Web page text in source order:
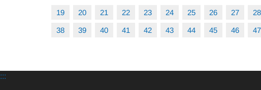
19 20 21 22 23 24 25 26 27 28
38 39 40 41 42 43 44 45 46 47
:::